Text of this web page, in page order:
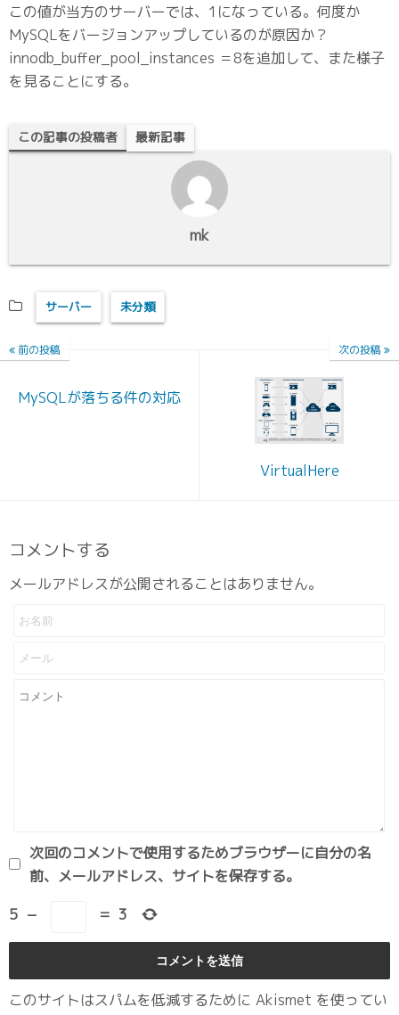
この値が当方のサーバーでは、1になっている。何度か
MySQLをバージョンアップしているのが原因か？
innodb_buffer_pool_instances ＝8を追加して、また様子
を見ることにする。
この記事の投稿者 最新記事
mk
サーバー 未分類
前の投稿
MySQLが落ちる件の対応
次の投稿
VirtualHere
コメントする
メールアドレスが公開されることはありません。
次回のコメントで使用するためブラウザーに自分の名
前、メールアドレス、サイトを保存する。
5 − = 3
このサイトはスパムを低減するために Akismet を使ってい